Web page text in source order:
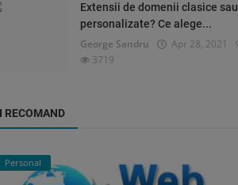
Extensii de domenii clasice sau
personalizate? Ce alege...
George Sandru Apr 28, 2021
3719
RECOMAND
Personal